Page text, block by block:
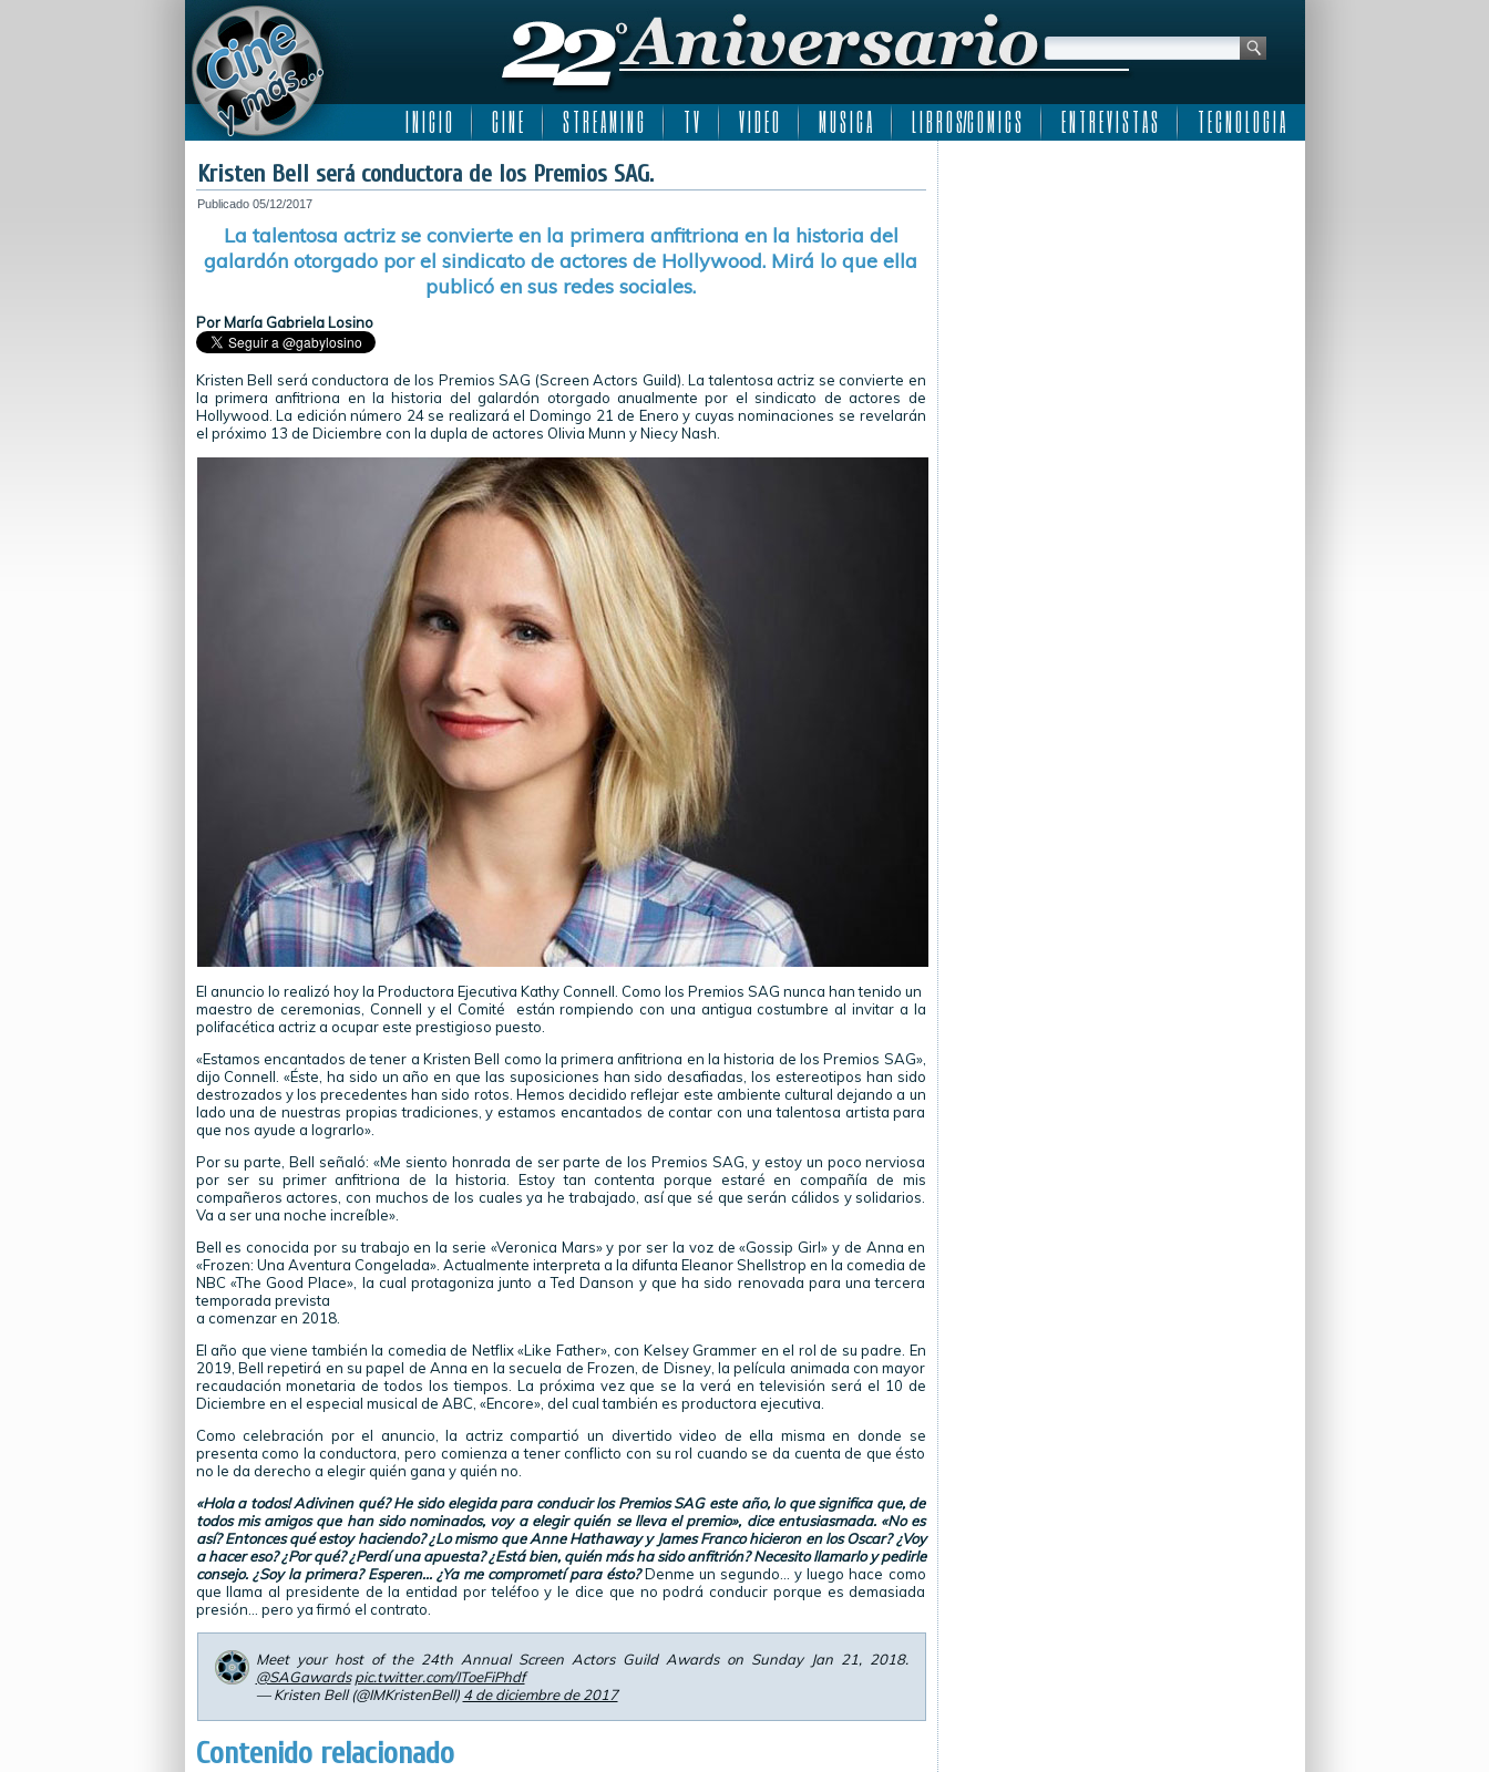
I N I C I O C I N E S T R E A M I N G T V V I D E O M U S I C A L I B R O S/C O M I C S E N T R E V I S T A S T E C N O L O G I A
Kristen Bell será conductora de los Premios SAG.
Publicado 05/12/2017
La talentosa actriz se convierte en la primera anfitriona en la historia del
galardón otorgado por el sindicato de actores de Hollywood. Mirá lo que ella
publicó en sus redes sociales.
Por María Gabriela Losino
Kristen Bell será conductora de los Premios SAG (Screen Actors Guild). La talentosa actriz se convierte en
la primera anfitriona en la historia del galardón otorgado anualmente por el sindicato de actores de
Hollywood. La edición número 24 se realizará el Domingo 21 de Enero y cuyas nominaciones se revelarán
el próximo 13 de Diciembre con la dupla de actores Olivia Munn y Niecy Nash.
El anuncio lo realizó hoy la Productora Ejecutiva Kathy Connell. Como los Premios SAG nunca han tenido un
maestro de ceremonias, Connell y el Comité están rompiendo con una antigua costumbre al invitar a la
polifacética actriz a ocupar este prestigioso puesto.
«Estamos encantados de tener a Kristen Bell como la primera anfitriona en la historia de los Premios SAG»,
dijo Connell. «Éste, ha sido un año en que las suposiciones han sido desafiadas, los estereotipos han sido
destrozados y los precedentes han sido rotos. Hemos decidido reflejar este ambiente cultural dejando a un
lado una de nuestras propias tradiciones, y estamos encantados de contar con una talentosa artista para
que nos ayude a lograrlo».
Por su parte, Bell señaló: «Me siento honrada de ser parte de los Premios SAG, y estoy un poco nerviosa
por ser su primer anfitriona de la historia. Estoy tan contenta porque estaré en compañía de mis
compañeros actores, con muchos de los cuales ya he trabajado, así que sé que serán cálidos y solidarios.
Va a ser una noche increíble».
Bell es conocida por su trabajo en la serie «Veronica Mars» y por ser la voz de «Gossip Girl» y de Anna en
«Frozen: Una Aventura Congelada». Actualmente interpreta a la difunta Eleanor Shellstrop en la comedia de
NBC «The Good Place», la cual protagoniza junto a Ted Danson y que ha sido renovada para una tercera
temporada prevista
a comenzar en 2018.
El año que viene también la comedia de Netflix «Like Father», con Kelsey Grammer en el rol de su padre. En
2019, Bell repetirá en su papel de Anna en la secuela de Frozen, de Disney, la película animada con mayor
recaudación monetaria de todos los tiempos. La próxima vez que se la verá en televisión será el 10 de
Diciembre en el especial musical de ABC, «Encore», del cual también es productora ejecutiva.
Como celebración por el anuncio, la actriz compartió un divertido video de ella misma en donde se
presenta como la conductora, pero comienza a tener conflicto con su rol cuando se da cuenta de que ésto
no le da derecho a elegir quién gana y quién no.
«Hola a todos! Adivinen qué? He sido elegida para conducir los Premios SAG este año, lo que significa que, de
todos mis amigos que han sido nominados, voy a elegir quién se lleva el premio», dice entusiasmada. «No es
así? Entonces qué estoy haciendo? ¿Lo mismo que Anne Hathaway y James Franco hicieron en los Oscar? ¿Voy
a hacer eso? ¿Por qué? ¿Perdí una apuesta? ¿Está bien, quién más ha sido anfitrión? Necesito llamarlo y pedirle
consejo. ¿Soy la primera? Esperen… ¿Ya me comprometí para ésto?Denme un segundo… y luego hace como
que llama al presidente de la entidad por teléfoo y le dice que no podrá conducir porque es demasiada
presión… pero ya firmó el contrato.
Meet your host of the 24th Annual Screen Actors Guild Awards on Sunday Jan 21, 2018.
@SAGawards pic.twitter.com/IToeFiPhdf
— Kristen Bell (@IMKristenBell) 4 de diciembre de 2017
Contenido relacionado